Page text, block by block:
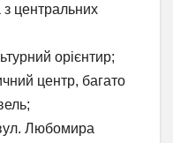
центральних
орієнтир;
центр, багато
Любомира